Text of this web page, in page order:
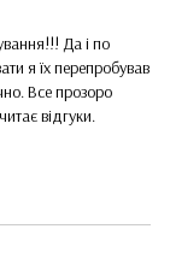
Да і по
я їх перепробував
Все прозоро
відгуки.